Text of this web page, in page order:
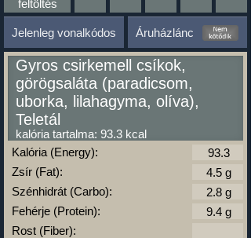
feltöltés
Jelenleg vonalkódos Áruházlánc
Gyros csirkemell csíkok,
görögsaláta (paradicsom,
uborka, lilahagyma, olíva),
Teletál
kalória tartalma: 93.3 kcal
Kalória (Energy):
Zsír (Fat):
Szénhidrát (Carbo):
Fehérje (Protein):
Rost (Fiber):